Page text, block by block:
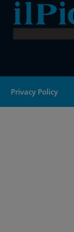
Privacy Policy